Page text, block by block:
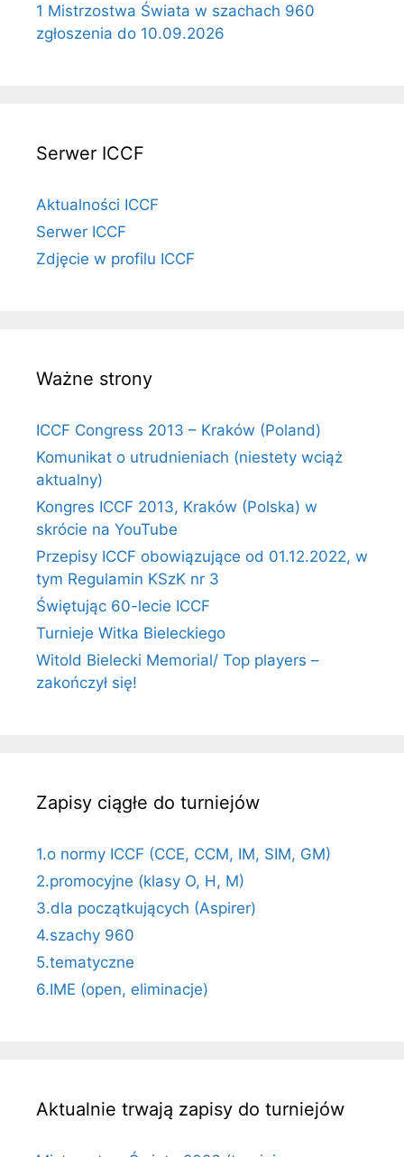
1 Mistrzostwa Świata w szachach 960
zgłoszenia do 10.09.2026
Serwer ICCF
Aktualności ICCF
Serwer ICCF
Zdjęcie w profilu ICCF
Ważne strony
ICCF Congress 2013 – Kraków (Poland)
Komunikat o utrudnieniach (niestety wciąż
aktualny)
Kongres ICCF 2013, Kraków (Polska) w
skrócie na YouTube
Przepisy ICCF obowiązujące od 01.12.2022, w
tym Regulamin KSzK nr 3
Świętując 60-lecie ICCF
Turnieje Witka Bieleckiego
Witold Bielecki Memorial/ Top players –
zakończył się!
Zapisy ciągłe do turniejów
1.o normy ICCF (CCE, CCM, IM, SIM, GM)
2.promocyjne (klasy O, H, M)
3.dla początkujących (Aspirer)
4.szachy 960
5.tematyczne
6.IME (open, eliminacje)
Aktualnie trwają zapisy do turniejów